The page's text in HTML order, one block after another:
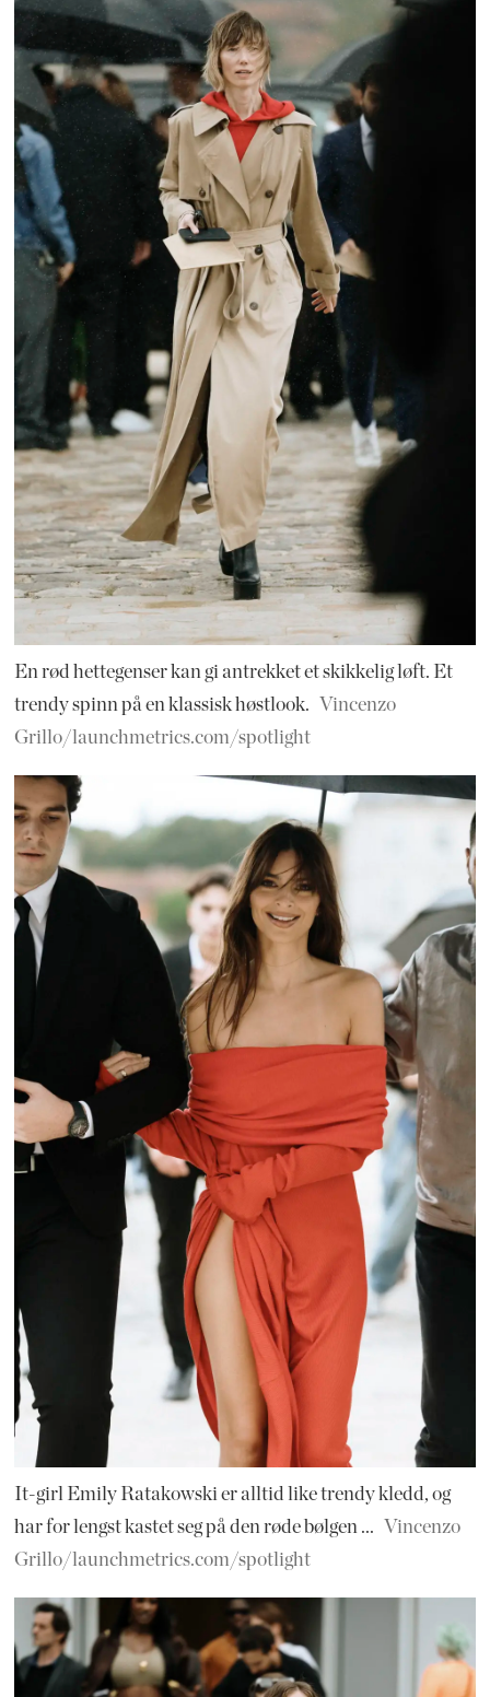
En rød hettegenser kan gi antrekket et skikkelig løft. Et
trendy spinn på en klassisk høstlook.
Vincenzo
Grillo/launchmetrics.com/spotlight
It-girl Emily Ratakowski er alltid like trendy kledd, og
har for lengst kastet seg på den røde bølgen ...
Vincenzo
Grillo/launchmetrics.com/spotlight